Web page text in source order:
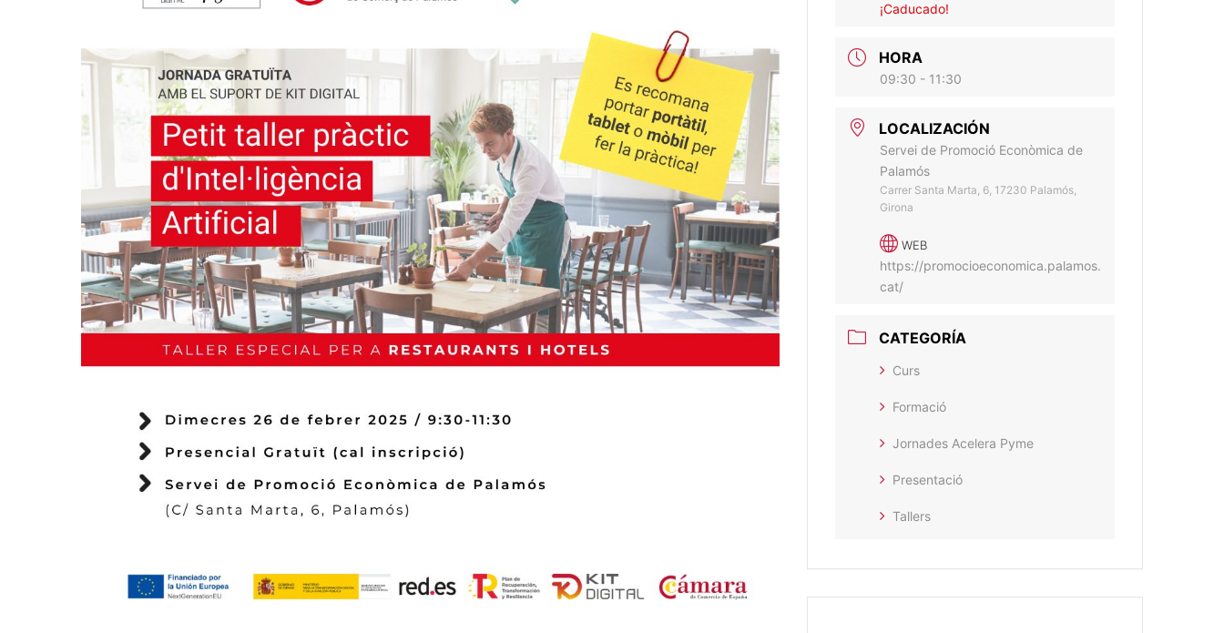
¡Caducado!
HORA
09:30 - 11:30
LOCALIZACIÓN
Servei de Promoció Econòmica de
Palamós
Carrer Santa Marta, 6, 17230 Palamós,
Girona
WEB
https://promocioeconomica.palamos.
cat/
CATEGORÍA
Curs
Formació
Jornades Acelera Pyme
Presentació
Tallers